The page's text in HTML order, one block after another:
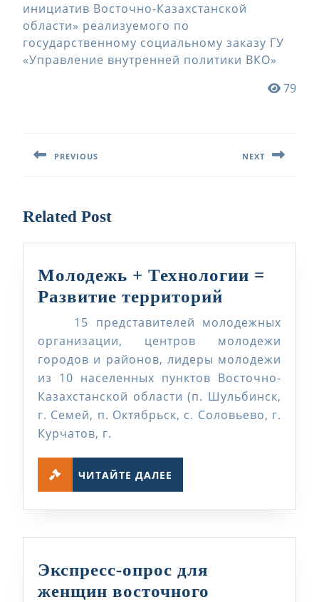
инициатив Восточно-Казахстанской
области» реализуемого по
государственному социальному заказу ГУ
«Управление внутренней политики ВКО»
79
записям
PREVIOUS NEXT
Related Post
Молодежь + Технологии =
Развитие территорий
+
=
Развитие
15 представителей молодежных
организации, центров молодежи
городов и районов, лидеры молодежи
из 10 населенных пунктов Восточно-
Казахстанской области (п. Шульбинск,
г. Семей, п. Октябрьск, с. Соловьево, г.
Курчатов, г.
ЧИТАЙТЕ ДАЛЕЕ
Экспресс-опрос для
женщин восточного